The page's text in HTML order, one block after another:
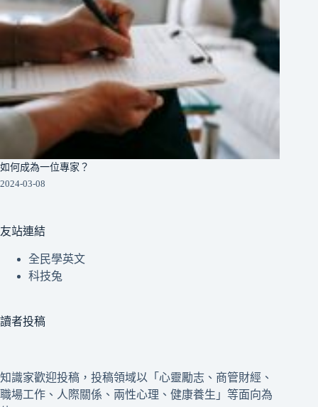
如何成為一位專家？
2024-03-08
友站連結
全民學英文
科技兔
讀者投稿
知識家歡迎投稿，投稿領域以「心靈勵志、商管財經、
職場工作、人際關係、兩性心理、健康養生」等面向為